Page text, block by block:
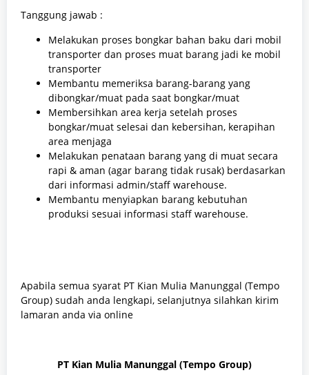
Tanggung jawab :
Melakukan proses bongkar bahan baku dari mobil
transporter dan proses muat barang jadi ke mobil
transporter
Membantu memeriksa barang-barang yang
dibongkar/muat pada saat bongkar/muat
Membersihkan area kerja setelah proses
bongkar/muat selesai dan kebersihan, kerapihan
area menjaga
Melakukan penataan barang yang di muat secara
rapi & aman (agar barang tidak rusak) berdasarkan
dari informasi admin/staff warehouse.
Membantu menyiapkan barang kebutuhan
produksi sesuai informasi staff warehouse.
Apabila semua syarat PT Kian Mulia Manunggal (Tempo
Group) sudah anda lengkapi, selanjutnya silahkan kirim
lamaran anda via online
PT Kian Mulia Manunggal (Tempo Group)